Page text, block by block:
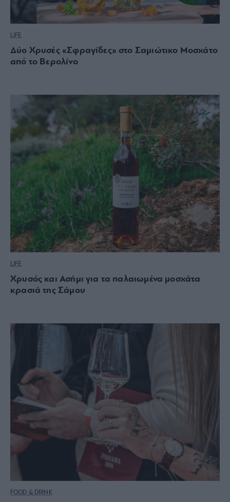
LIFE
Δύο Χρυσές «Σφραγίδες» στο Σαμιώτικο Μοσχάτο
από το Βερολίνο
LIFE
Χρυσός και Ασήμι για τα παλαιωμένα μοσχάτα
κρασιά της Σάμου
FOOD & DRINK